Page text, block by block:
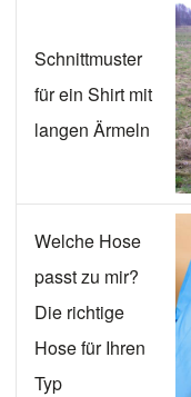
Schnittmuster
für ein Shirt mit
langen Ärmeln
Welche Hose
passt zu mir?
Die richtige
Hose für Ihren
Typ